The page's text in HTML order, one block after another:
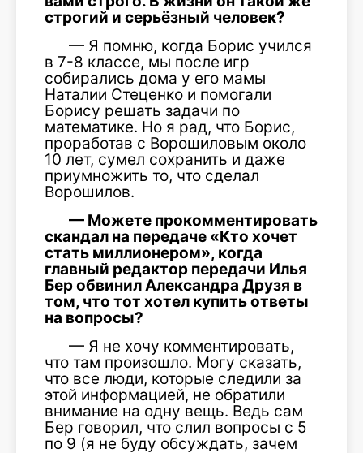
строгий и серьёзный человек?
— Я помню, когда Борис учился
в 7-8 классе, мы после игр
собирались дома у его мамы
Наталии Стеценко и помогали
Борису решать задачи по
математике. Но я рад, что Борис,
проработав с Ворошиловым около
10 лет, сумел сохранить и даже
приумножить то, что сделал
Ворошилов.
— Можете прокомментировать
скандал на передаче «Кто хочет
стать миллионером», когда
главный редактор передачи Илья
Бер обвинил Александра Друзя в
том, что тот хотел купить ответы
на вопросы?
— Я не хочу комментировать,
что там произошло. Могу сказать,
что все люди, которые следили за
этой информацией, не обратили
внимание на одну вещь. Ведь сам
Бер говорил, что слил вопросы с 5
по 9 (я не буду обсуждать, зачем